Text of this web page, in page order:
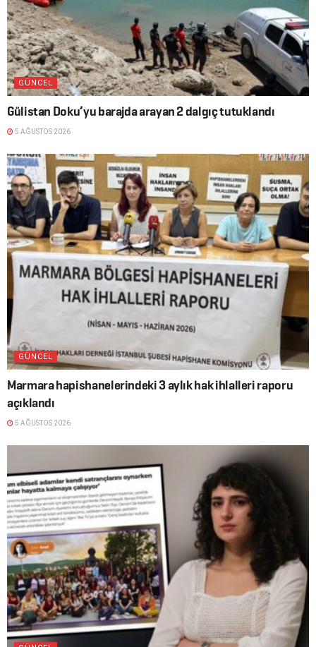
GÜNCEL
Gülistan Doku’yu barajda arayan 2 dalgıç tutuklandı
5 AĞUSTOS 2026
GÜNCEL
Marmara hapishanelerindeki 3 aylık hak ihlalleri raporu
açıklandı
5 AĞUSTOS 2026